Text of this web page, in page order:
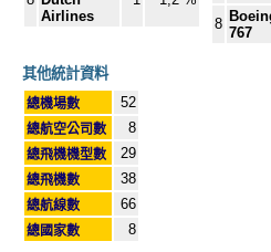
Airlines
8
767
其他統計資料
總機場數 52
總航空公司數 8
總飛機機型數 29
總飛機數 38
總航線數 66
總國家數 8